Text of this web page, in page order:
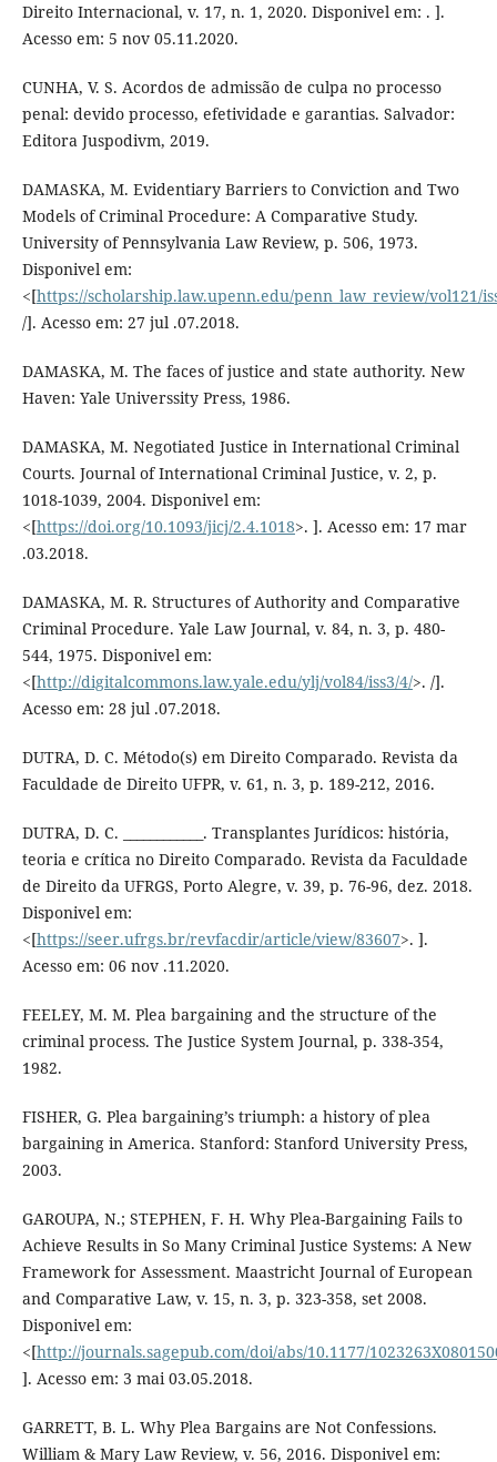
Direito Internacional, v. 17, n. 1, 2020. Disponivel em: . ].
Acesso em: 5 nov 05.11.2020.
CUNHA, V. S. Acordos de admissão de culpa no processo
penal: devido processo, efetividade e garantias. Salvador:
Editora Juspodivm, 2019.
DAMASKA, M. Evidentiary Barriers to Conviction and Two
Models of Criminal Procedure: A Comparative Study.
University of Pennsylvania Law Review, p. 506, 1973.
Disponivel em:
<[https://scholarship.law.upenn.edu/penn_law_review/vol121/
/]. Acesso em: 27 jul .07.2018.
DAMASKA, M. The faces of justice and state authority. New
Haven: Yale Universsity Press, 1986.
DAMASKA, M. Negotiated Justice in International Criminal
Courts. Journal of International Criminal Justice, v. 2, p.
1018-1039, 2004. Disponivel em:
<[https://doi.org/10.1093/jicj/2.4.1018>. ]. Acesso em: 17 mar
.03.2018.
DAMASKA, M. R. Structures of Authority and Comparative
Criminal Procedure. Yale Law Journal, v. 84, n. 3, p. 480-
544, 1975. Disponivel em:
<[http://digitalcommons.law.yale.edu/ylj/vol84/iss3/4/>. /].
Acesso em: 28 jul .07.2018.
DUTRA, D. C. Método(s) em Direito Comparado. Revista da
Faculdade de Direito UFPR, v. 61, n. 3, p. 189-212, 2016.
DUTRA, D. C. ____________. Transplantes Jurídicos: história,
teoria e crítica no Direito Comparado. Revista da Faculdade
de Direito da UFRGS, Porto Alegre, v. 39, p. 76-96, dez. 2018.
Disponivel em:
<[https://seer.ufrgs.br/revfacdir/article/view/83607>. ].
Acesso em: 06 nov .11.2020.
FEELEY, M. M. Plea bargaining and the structure of the
criminal process. The Justice System Journal, p. 338-354,
1982.
FISHER, G. Plea bargaining’s triumph: a history of plea
bargaining in America. Stanford: Stanford University Press,
2003.
GAROUPA, N.; STEPHEN, F. H. Why Plea-Bargaining Fails to
Achieve Results in So Many Criminal Justice Systems: A New
Framework for Assessment. Maastricht Journal of European
and Comparative Law, v. 15, n. 3, p. 323-358, set 2008.
Disponivel em:
<[http://journals.sagepub.com/doi/abs/10.1177/
]. Acesso em: 3 mai 03.05.2018.
GARRETT, B. L. Why Plea Bargains are Not Confessions.
William & Mary Law Review, v. 56, 2016. Disponivel em: